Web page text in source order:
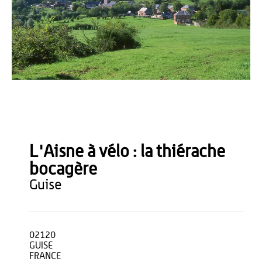
L'Aisne à vélo : la thiérache
bocagère
guise
02120
GUISE
FRANCE